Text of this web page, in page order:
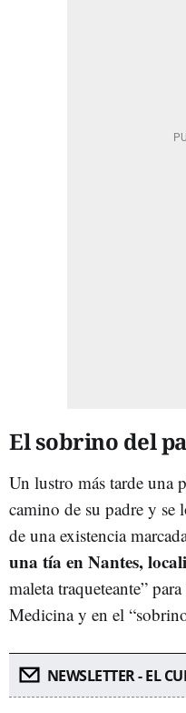
El sobrino del
Un lustro más tarde una
camino de su padre y se
de una existencia
una tía en Nantes,
maleta traqueteante”
Medicina y en el
NEWSLETTER - EL